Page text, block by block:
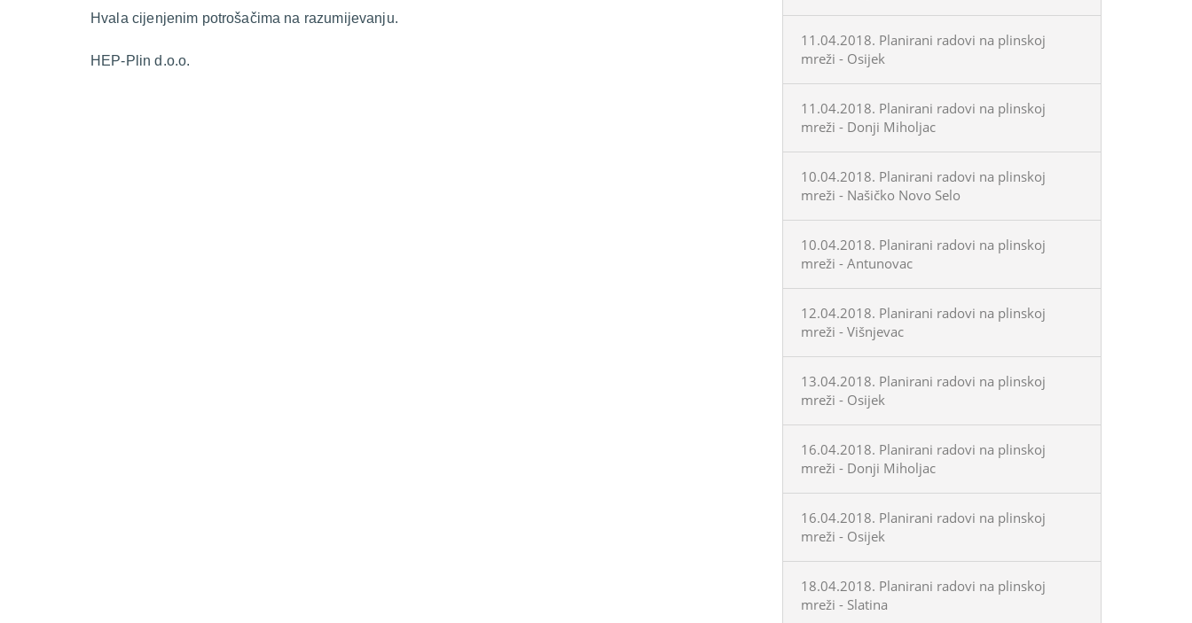
Hvala cijenjenim potrošačima na razumijevanju.
HEP-Plin d.o.o.
11.04.2018. Planirani radovi na plinskoj
mreži - Osijek
11.04.2018. Planirani radovi na plinskoj
mreži - Donji Miholjac
10.04.2018. Planirani radovi na plinskoj
mreži - Našičko Novo Selo
10.04.2018. Planirani radovi na plinskoj
mreži - Antunovac
12.04.2018. Planirani radovi na plinskoj
mreži - Višnjevac
13.04.2018. Planirani radovi na plinskoj
mreži - Osijek
16.04.2018. Planirani radovi na plinskoj
mreži - Donji Miholjac
16.04.2018. Planirani radovi na plinskoj
mreži - Osijek
18.04.2018. Planirani radovi na plinskoj
mreži - Slatina